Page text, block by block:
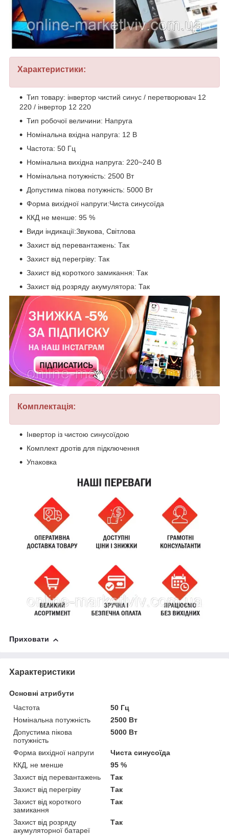
Характеристики:
Тип товару: інвертор чистий синус / перетворювач 12
220 / інвертор 12 220
Тип робочої величини: Напруга
Номінальна вхідна напруга: 12 В
Частота: 50 Гц
Номінальна вихідна напруга: 220~240 В
Номінальна потужність: 2500 Вт
Допустима пікова потужність: 5000 Вт
Форма вихідної напруги:Чиста синусоїда
ККД не менше: 95 %
Види індикації:Звукова, Світлова
Захист від перевантажень: Так
Захист від перегріву: Так
Захист від короткого замикання: Так
Захист від розряду акумулятора: Так
Комплектація:
Інвертор із чистою синусоїдою
Комплект дротів для підключення
Упаковка
Приховати
Характеристики
Основні атрибути
Частота
50 Гц
Номінальна потужність
2500 Вт
Допустима пікова
потужність
5000 Вт
Форма вихідної напруги
Чиста синусоїда
ККД, не менше
95 %
Захист від перевантажень
Так
Захист від перегріву
Так
Захист від короткого
замикання
Так
Захист від розряду
акумуляторної батареї
Так